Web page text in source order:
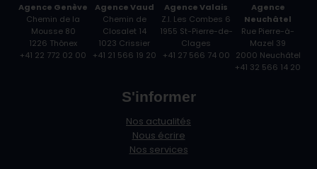
Agence Genève
Chemin de la
Mousse 80
1226 Thônex
+41 22 772 02 00
Agence Vaud
Chemin de
Closalet 14
1023 Crissier
+41 21 566 19 20
Agence Valais
Z.I. Les Combes 6
1955 St-Pierre-de-
Clages
+41 27 566 74 00
Agence
Neuchâtel
Rue Pierre-à-
Mazel 39
2000 Neuchâtel
+41 32 566 14 20
S'informer
Nos actualités
Nous écrire
Nos services